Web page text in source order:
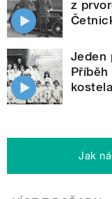
z
Jeden
Jak